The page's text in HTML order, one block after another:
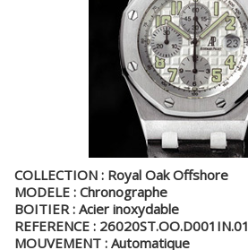
COLLECTION : Royal Oak Offshore
MODELE : Chronographe
BOITIER : Acier inoxydable
REFERENCE : 26020ST.OO.D001IN.01
MOUVEMENT : Automatique